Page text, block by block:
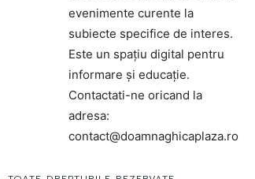
evenimente curente la
subiecte specifice de interes.
Este un spațiu digital pentru
informare și educație.
Contactati-ne oricand la
adresa:
contact@doamnaghicaplaza.ro